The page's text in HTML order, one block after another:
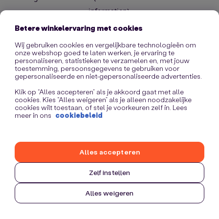
information).
Betere winkelervaring met cookies
Wij gebruiken cookies en vergelijkbare technologieën om
onze webshop goed te laten werken, je ervaring te
personaliseren, statistieken te verzamelen en, met jouw
toestemming, persoonsgegevens te gebruiken voor
gepersonaliseerde en niet-gepersonaliseerde advertenties.
Klik op “Alles accepteren” als je akkoord gaat met alle
cookies. Kies “Alles weigeren” als je alleen noodzakelijke
cookies wilt toestaan, of stel je voorkeuren zelf in. Lees
meer in ons cookiebeleid
Zelf instellen
Alles weigeren
Alles accepteren